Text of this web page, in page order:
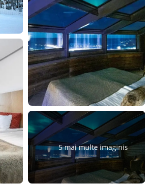
5 mai multe imaginis